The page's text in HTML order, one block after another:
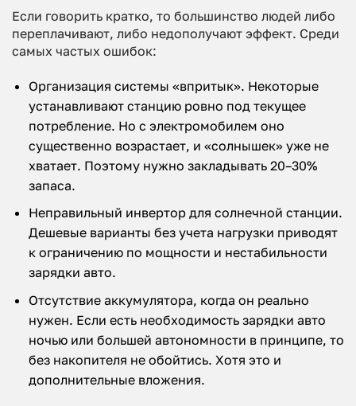
Если говорить кратко, то большинство людей либо
переплачивают, либо недополучают эффект. Среди
самых частых ошибок:
Организация системы «впритык». Некоторые
устанавливают станцию ровно под текущее
потребление. Но с электромобилем оно
существенно возрастает, и «солнышек» уже не
хватает. Поэтому нужно закладывать 20–30%
запаса.
Неправильный инвертор для солнечной станции.
Дешевые варианты без учета нагрузки приводят
к ограничению по мощности и нестабильности
зарядки авто.
Отсутствие аккумулятора, когда он реально
нужен. Если есть необходимость зарядки авто
ночью или большей автономности в принципе, то
без накопителя не обойтись. Хотя это и
дополнительные вложения.